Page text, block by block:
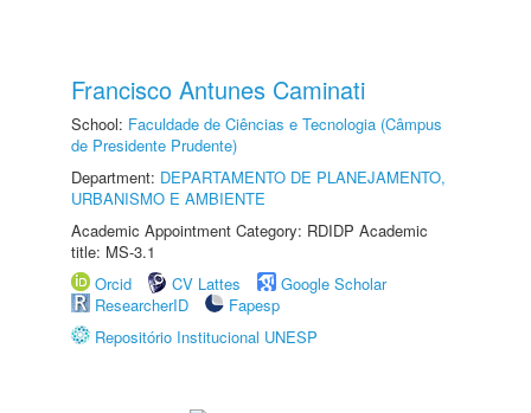
Francisco Antunes Caminati
School: Faculdade de Ciências e Tecnologia (Câmpus
de Presidente Prudente)
Department: DEPARTAMENTO DE PLANEJAMENTO,
URBANISMO E AMBIENTE
Academic Appointment Category: RDIDP Academic
title: MS-3.1
Orcid
CV Lattes
Google Scholar
ResearcherID
Fapesp
Repositório Institucional UNESP